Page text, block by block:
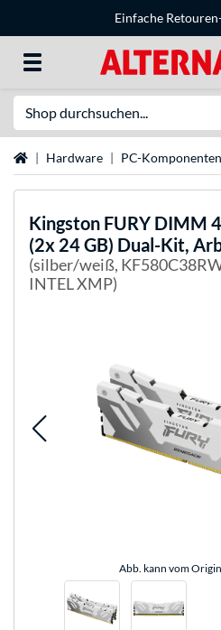
Einfache
StartseiteHardware PC-Komponenten
Kingston FURY DIMM
(2x 24 GB) Dual-Kit,
(silber/weiß,
INTEL XMP)
Abb. kann vom